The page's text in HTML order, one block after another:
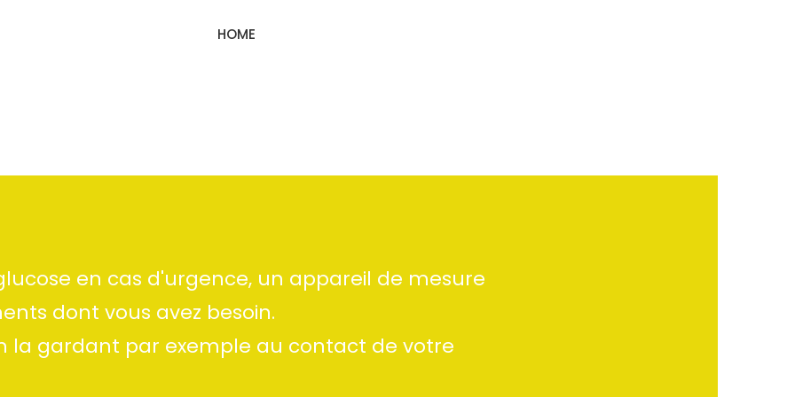
HOME
en cas d'urgence, un appareil de mesure
dont vous avez besoin.
la gardant par exemple au contact de votre